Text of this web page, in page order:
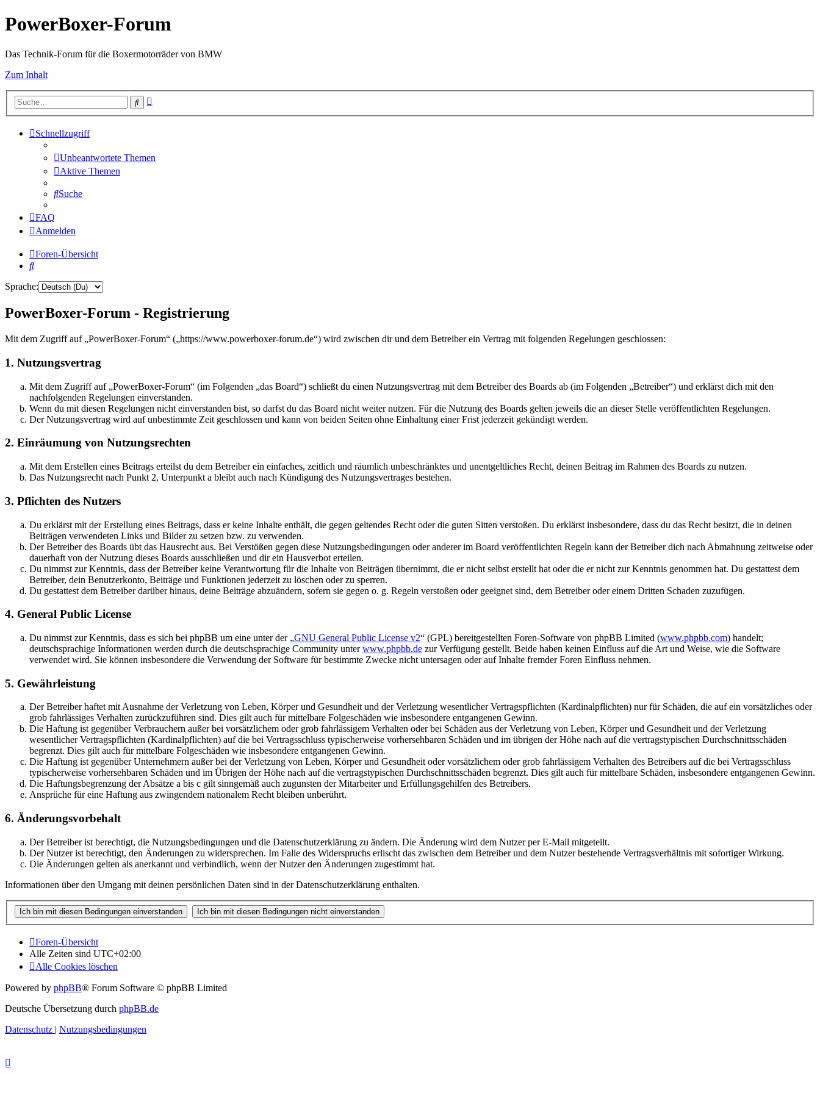
PowerBoxer-Forum
Das Technik-Forum für die Boxermotorräder von BMW
Zum Inhalt
Suche
Schnellzugriff
Unbeantwortete Themen
Aktive Themen
Suche
FAQ
Anmelden
Foren-Übersicht
Suche
Sprache:
PowerBoxer-Forum - Registrierung
Mit dem Zugriff auf „PowerBoxer-Forum“ („https://www.powerboxer-forum.de“) wird zwischen dir und dem Betreiber ein Vertrag mit folgenden Regelungen geschlossen:
1. Nutzungsvertrag
Mit dem Zugriff auf „PowerBoxer-Forum“ (im Folgenden „das Board“) schließt du einen Nutzungsvertrag mit dem Betreiber des Boards ab (im Folgenden „Betreiber“) und erklärst dich mit den
nachfolgenden Regelungen einverstanden.
Wenn du mit diesen Regelungen nicht einverstanden bist, so darfst du das Board nicht weiter nutzen. Für die Nutzung des Boards gelten jeweils die an dieser Stelle veröffentlichten Regelungen.
Der Nutzungsvertrag wird auf unbestimmte Zeit geschlossen und kann von beiden Seiten ohne Einhaltung einer Frist jederzeit gekündigt werden.
2. Einräumung von Nutzungsrechten
Mit dem Erstellen eines Beitrags erteilst du dem Betreiber ein einfaches, zeitlich und räumlich unbeschränktes und unentgeltliches Recht, deinen Beitrag im Rahmen des Boards zu nutzen.
Das Nutzungsrecht nach Punkt 2, Unterpunkt a bleibt auch nach Kündigung des Nutzungsvertrages bestehen.
3. Pflichten des Nutzers
Du erklärst mit der Erstellung eines Beitrags, dass er keine Inhalte enthält, die gegen geltendes Recht oder die guten Sitten verstoßen. Du erklärst insbesondere, dass du das Recht besitzt, die in deinen
Beiträgen verwendeten Links und Bilder zu setzen bzw. zu verwenden.
Der Betreiber des Boards übt das Hausrecht aus. Bei Verstößen gegen diese Nutzungsbedingungen oder anderer im Board veröffentlichten Regeln kann der Betreiber dich nach Abmahnung zeitweise oder
dauerhaft von der Nutzung dieses Boards ausschließen und dir ein Hausverbot erteilen.
Du nimmst zur Kenntnis, dass der Betreiber keine Verantwortung für die Inhalte von Beiträgen übernimmt, die er nicht selbst erstellt hat oder die er nicht zur Kenntnis genommen hat. Du gestattest dem
Betreiber, dein Benutzerkonto, Beiträge und Funktionen jederzeit zu löschen oder zu sperren.
Du gestattest dem Betreiber darüber hinaus, deine Beiträge abzuändern, sofern sie gegen o. g. Regeln verstoßen oder geeignet sind, dem Betreiber oder einem Dritten Schaden zuzufügen.
4. General Public License
Du nimmst zur Kenntnis, dass es sich bei phpBB um eine unter der „GNU General Public License v2“ (GPL) bereitgestellten Foren-Software von phpBB Limited (www.phpbb.com) handelt;
deutschsprachige Informationen werden durch die deutschsprachige Community unterwww.phpbb.de zur Verfügung gestellt. Beide haben keinen Einfluss auf die Art und Weise, wie die Software
verwendet wird. Sie können insbesondere die Verwendung der Software für bestimmte Zwecke nicht untersagen oder auf Inhalte fremder Foren Einfluss nehmen.
5. Gewährleistung
Der Betreiber haftet mit Ausnahme der Verletzung von Leben, Körper und Gesundheit und der Verletzung wesentlicher Vertragspflichten (Kardinalpflichten) nur für Schäden, die auf ein vorsätzliches oder
grob fahrlässiges Verhalten zurückzuführen sind. Dies gilt auch für mittelbare Folgeschäden wie insbesondere entgangenen Gewinn.
Die Haftung ist gegenüber Verbrauchern außer bei vorsätzlichem oder grob fahrlässigem Verhalten oder bei Schäden aus der Verletzung von Leben, Körper und Gesundheit und der Verletzung
wesentlicher Vertragspflichten (Kardinalpflichten) auf die bei Vertragsschluss typischerweise vorhersehbaren Schäden und im übrigen der Höhe nach auf die vertragstypischen Durchschnittsschäden
begrenzt. Dies gilt auch für mittelbare Folgeschäden wie insbesondere entgangenen Gewinn.
Die Haftung ist gegenüber Unternehmern außer bei der Verletzung von Leben, Körper und Gesundheit oder vorsätzlichem oder grob fahrlässigem Verhalten des Betreibers auf die bei Vertragsschluss
typischerweise vorhersehbaren Schäden und im Übrigen der Höhe nach auf die vertragstypischen Durchschnittsschäden begrenzt. Dies gilt auch für mittelbare Schäden, insbesondere entgangenen Gewinn.
Die Haftungsbegrenzung der Absätze a bis c gilt sinngemäß auch zugunsten der Mitarbeiter und Erfüllungsgehilfen des Betreibers.
Ansprüche für eine Haftung aus zwingendem nationalem Recht bleiben unberührt.
6. Änderungsvorbehalt
Der Betreiber ist berechtigt, die Nutzungsbedingungen und die Datenschutzerklärung zu ändern. Die Änderung wird dem Nutzer per E-Mail mitgeteilt.
Der Nutzer ist berechtigt, den Änderungen zu widersprechen. Im Falle des Widerspruchs erlischt das zwischen dem Betreiber und dem Nutzer bestehende Vertragsverhältnis mit sofortiger Wirkung.
Die Änderungen gelten als anerkannt und verbindlich, wenn der Nutzer den Änderungen zugestimmt hat.
Informationen über den Umgang mit deinen persönlichen Daten sind in der Datenschutzerklärung enthalten.
Foren-Übersicht
Alle Zeiten sind UTC+02:00
Alle Cookies löschen
Powered by phpBB® Forum Software © phpBB Limited
Deutsche Übersetzung durch phpBB.de
Datenschutz | Nutzungsbedingungen